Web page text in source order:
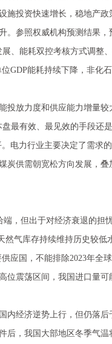
施投资快速增长，稳地产
参照权威机构预测结果
、能耗双控考核方式调整
GDP能耗持续下降，非化石
放力度和供应能力增量较
最有效、最见效的手段还
电力行业主要决定了需求
炭供需朝宽松方向发展，
但出于对经济衰退的担
气库存持续维持历史较
应国，不能排除2023年全
震荡区间，我国进口量可
经济逆势上行，但仍落后
后，我国大部地区冬季气